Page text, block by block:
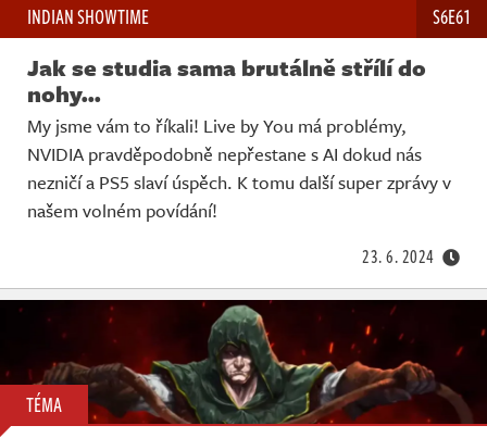
Databáze
Komunita
Redakce
Živě
INDIAN SHOWTIME S6E61
Jak se studia sama brutálně střílí do
nohy...
My jsme vám to říkali! Live by You má problémy,
NVIDIA pravděpodobně nepřestane s AI dokud nás
nezničí a PS5 slaví úspěch. K tomu další super zprávy v
našem volném povídání!
23. 6. 2024
TÉMA